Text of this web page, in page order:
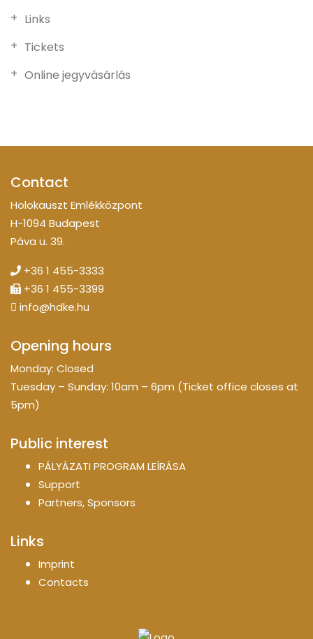
Links
Tickets
Online jegyvásárlás
Contact
Holokauszt Emlékközpont
H-1094 Budapest
Páva u. 39.
+36 1 455-3333
+36 1 455-3399
info@hdke.hu
Opening hours
Monday: Closed
Tuesday – Sunday: 10am – 6pm (Ticket office closes at
5pm)
Public interest
PÁLYÁZATI PROGRAM LEÍRÁSA
Support
Partners, Sponsors
Links
Imprint
Contacts